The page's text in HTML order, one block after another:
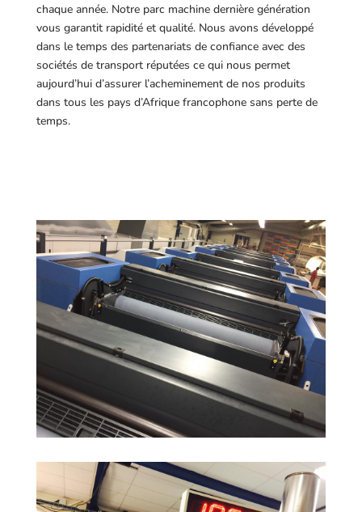
chaque année. Notre parc machine dernière génération
vous garantit rapidité et qualité. Nous avons développé
dans le temps des partenariats de confiance avec des
sociétés de transport réputées ce qui nous permet
aujourd’hui d’assurer l’acheminement de nos produits
dans tous les pays d’Afrique francophone sans perte de
temps.